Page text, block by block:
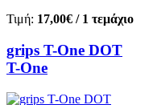
Τιμή: 17,00€ / 1 τεμάχιο
grips T-One DOT
T-One